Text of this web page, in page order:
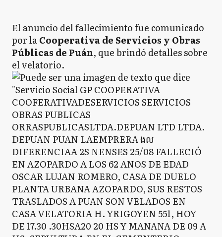
El anuncio del fallecimiento fue comunicado
por laCooperativa de Servicios y Obras
Públicas de Puán, que brindó detalles sobre
el velatorio.